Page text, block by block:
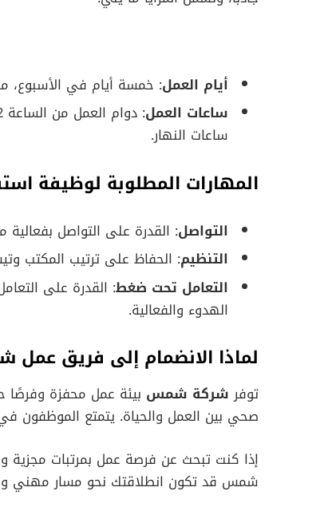
أيام العمل: خمسة أيام في الأسبوع،
ساعات العمل
ساعات النهار.
المهارات المطلوبة لوظيفة
التواصل: القدرة على التواصل بفعالية
التنظيم: الحفاظ على ترتيب المكتب
التعامل تحت ضغط: القدرة على
الهدوء والفعالية.
لماذا الانضمام إلى فريق
توفرشركة شمس بيئة عمل محفزة وفرصًا
صحي بين العمل والحياة. يتمتع الموظفون
إذا كنت تبحث عن فرصة عمل بمرتبات
شمس قد تكون انطلاقتك نحو مسار مهني